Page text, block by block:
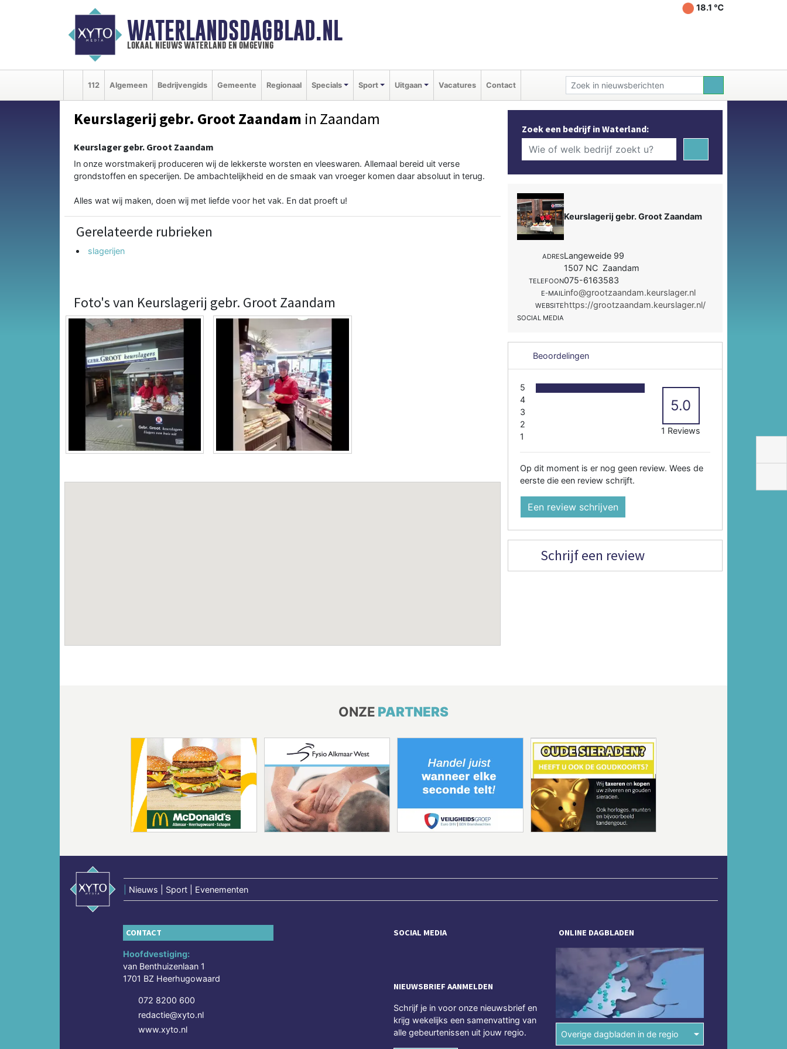
WATERLANDSDAGBLAD.NL
lokaal nieuws waterland en omgeving
18.1 ℃
112 Algemeen Bedrijvengids Gemeente Regionaal Specials Sport Uitgaan Vacatures Contact
Keurslagerij gebr. Groot Zaandam in Zaandam
Keurslager gebr. Groot Zaandam
In onze worstmakerij produceren wij de lekkerste worsten en vleeswaren. Allemaal bereid uit verse
grondstoffen en specerijen. De ambachtelijkheid en de smaak van vroeger komen daar absoluut in terug.
Alles wat wij maken, doen wij met liefde voor het vak. En dat proeft u!
Gerelateerde rubrieken
slagerijen
Foto's van Keurslagerij gebr. Groot Zaandam
Zoek een bedrijf in Waterland:
Keurslagerij gebr. Groot Zaandam
ADRESLangeweide 99
1507 NC Zaandam
TELEFOON075-6163583
E-MAILinfo@grootzaandam.keurslager.nl
WEBSITEhttps://grootzaandam.keurslager.nl/
SOCIAL MEDIA
Beoordelingen
5
4
3
2
1
5.0
1 Reviews
Op dit moment is er nog geen review. Wees de
eerste die een review schrijft.
Een review schrijven
Schrijf een review
ONZE PARTNERS
Nieuws | Sport | Evenementen
CONTACT
Hoofdvestiging:
van Benthuizenlaan 1
1701 BZ Heerhugowaard
072 8200 600
redactie@xyto.nl
www.xyto.nl
SOCIAL MEDIA
NIEUWSBRIEF AANMELDEN
Schrijf je in voor onze nieuwsbrief en
krijg wekelijks een samenvatting van
alle gebeurtenissen uit jouw regio.
ONLINE DAGBLADEN
Overige dagbladen in de regio